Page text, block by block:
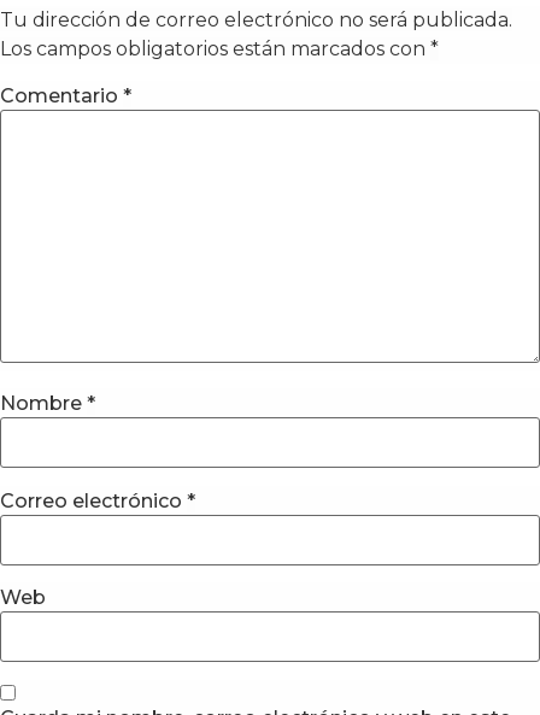
Tu dirección de correo electrónico no será publicada.
Los campos obligatorios están marcados con *
Comentario *
Nombre *
Correo electrónico *
Web